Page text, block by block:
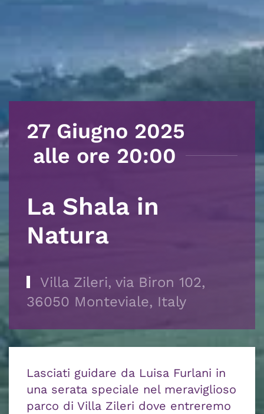
27 Giugno 2025
alle ore 20:00
La Shala in
Natura
Villa Zileri, via Biron 102,
36050 Monteviale, Italy
Lasciati guidare da Luisa Furlani in
una serata speciale nel meraviglioso
parco di Villa Zileri dove entreremo